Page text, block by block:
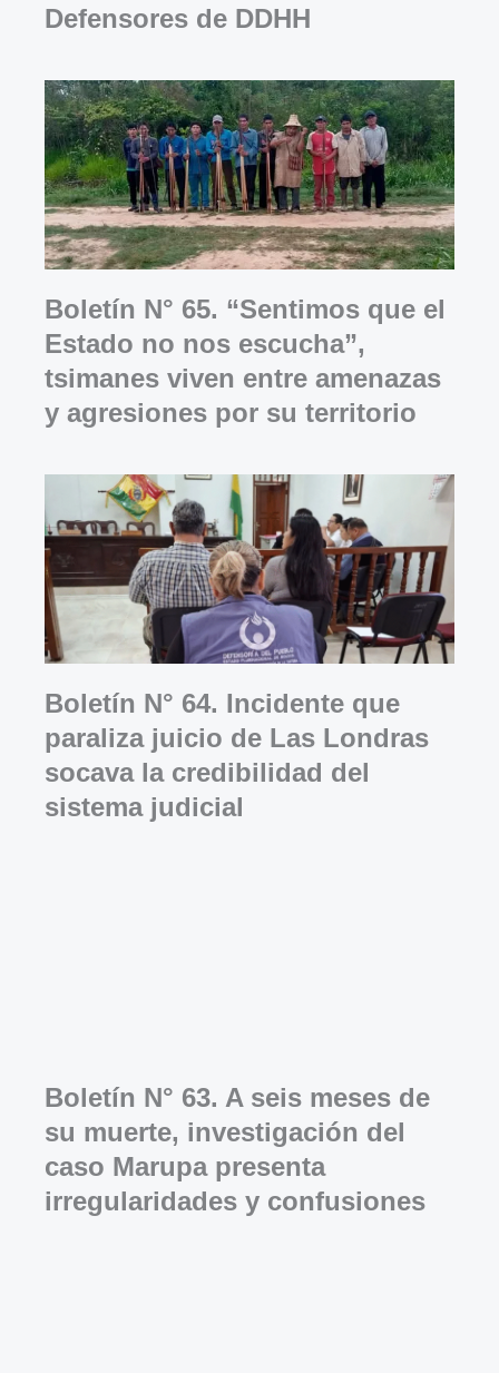
Defensores de DDHH
Boletín N° 65. “Sentimos que el
Estado no nos escucha”,
tsimanes viven entre amenazas
y agresiones por su territorio
Boletín N° 64. Incidente que
paraliza juicio de Las Londras
socava la credibilidad del
sistema judicial
Boletín N° 63. A seis meses de
su muerte, investigación del
caso Marupa presenta
irregularidades y confusiones